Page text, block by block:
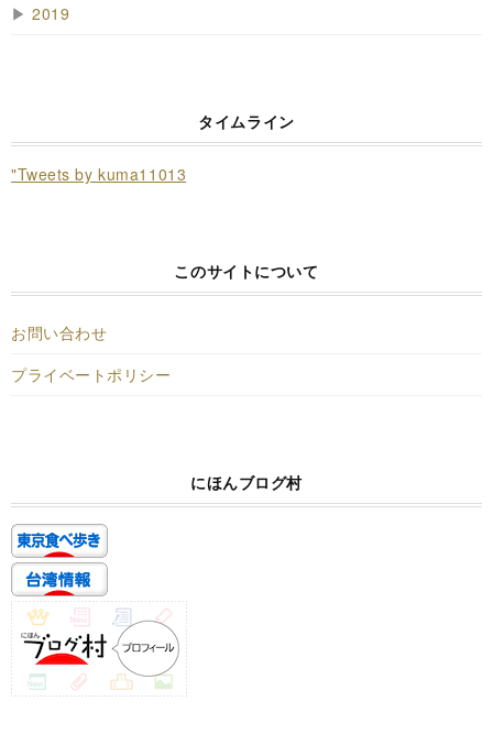
▶ 2019
タイムライン
"Tweets by kuma11013
このサイトについて
お問い合わせ
プライベートポリシー
にほんブログ村